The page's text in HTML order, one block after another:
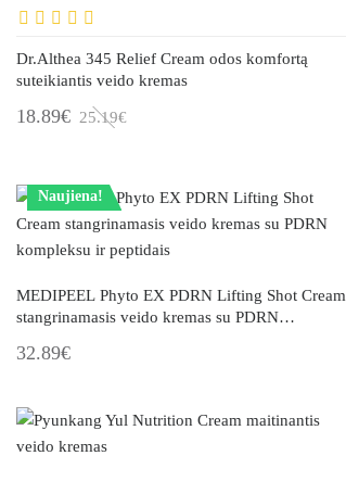
Dr.Althea 345 Relief Cream odos komfortą
suteikiantis veido kremas
18.89€ 25.19€
Naujiena!
MEDIPEEL Phyto EX PDRN Lifting Shot Cream
stangrinamasis veido kremas su PDRN
32.89€